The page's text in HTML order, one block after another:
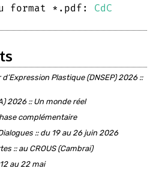
format *.pdf: CdC
Plastique (DNSEP) 2026 ::
2026 :: Un monde réel
complémentaire
:: du 19 au 26 juin 2026
:: au CROUS (Cambrai)
au 22 mai